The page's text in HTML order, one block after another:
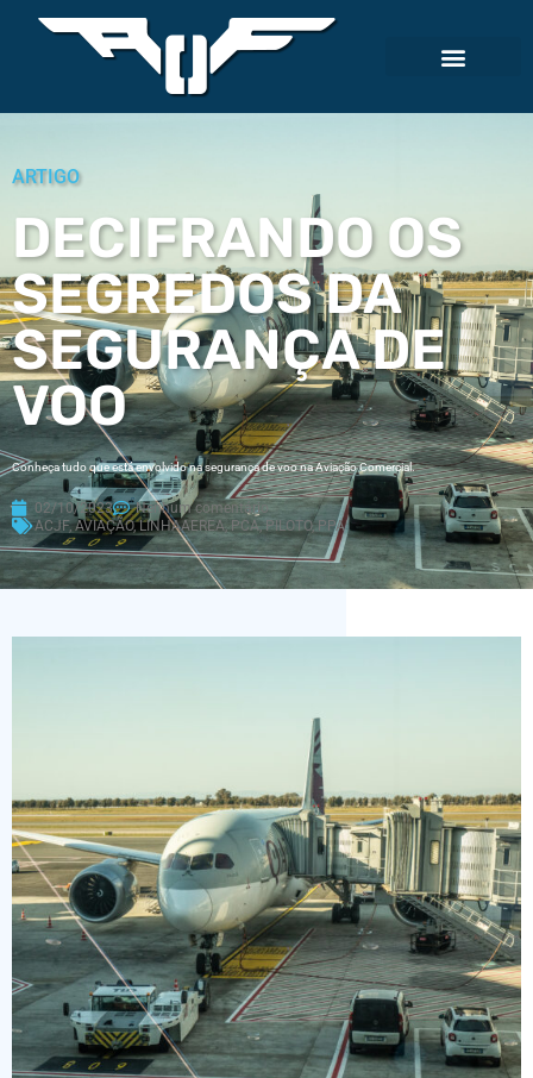
ARTIGO
DECIFRANDO OS
SEGREDOS DA
SEGURANÇA DE
VOO
Conheça tudo que está envolvido na segurança de voo na Aviação Comercial.
02/10/2023
Nenhum comentário
ACJF,AVIAÇÃO,LINHAAEREA ,PCA,PILOTO,PPA